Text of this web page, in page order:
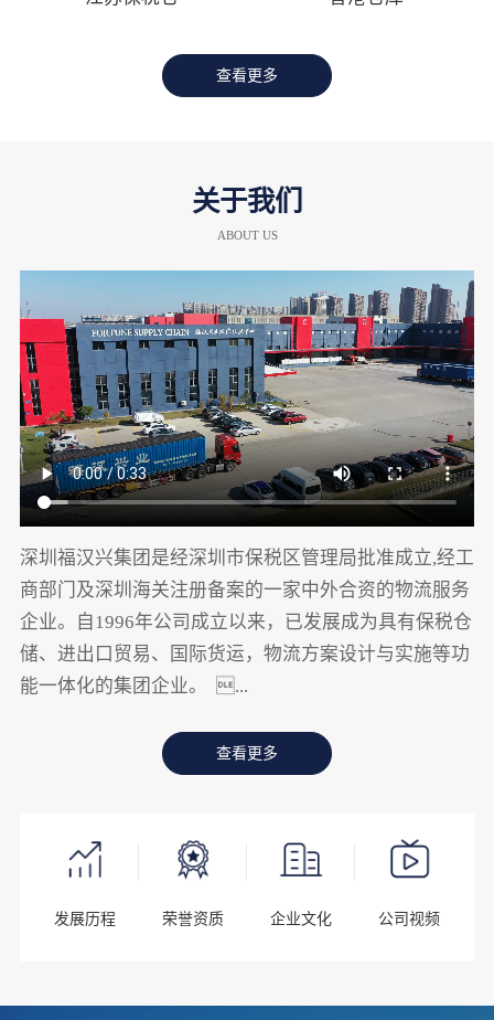
查看更多
关于我们
ABOUT US
深圳福汉兴集团是经深圳市保税区管理局批准成立,经工
商部门及深圳海关注册备案的一家中外合资的物流服务
企业。自1996年公司成立以来，已发展成为具有保税仓
储、进出口贸易、国际货运，物流方案设计与实施等功
能一体化的集团企业。 ...
查看更多
发展历程 荣誉资质 企业文化 公司视频